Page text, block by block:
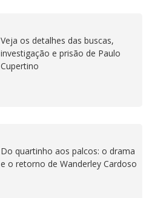
Veja os detalhes das buscas,
investigação e prisão de Paulo
Cupertino
Do quartinho aos palcos: o drama
e o retorno de Wanderley Cardoso